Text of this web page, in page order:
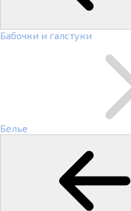
Бабочки и галстуки
Белье